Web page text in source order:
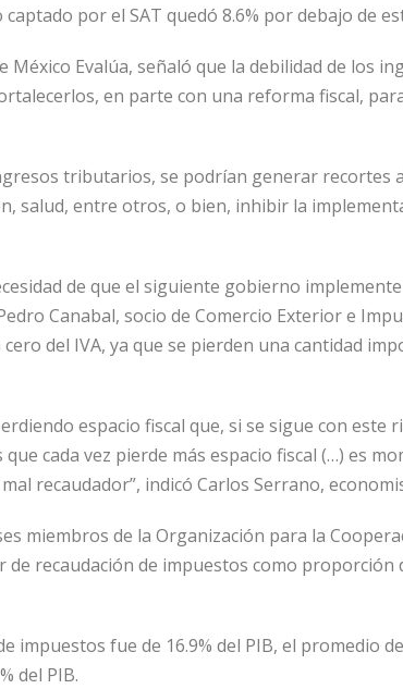
por el SAT quedó 8.6% por debajo de
Evalúa, señaló que la debilidad de los
en parte con una reforma fiscal,
tributarios, se podrían generar recortes
salud, entre otros, o bien, inhibir la
de que el siguiente gobierno
Canabal, socio de Comercio Exterior e
del IVA, ya que se pierden una cantidad
espacio fiscal que, si se sigue con este
cada vez pierde más espacio fiscal (…) es
recaudador”, indicó Carlos Serrano,
miembros de la Organización para la
de recaudación de impuestos como
impuestos fue de 16.9% del PIB, el promedio
del PIB.